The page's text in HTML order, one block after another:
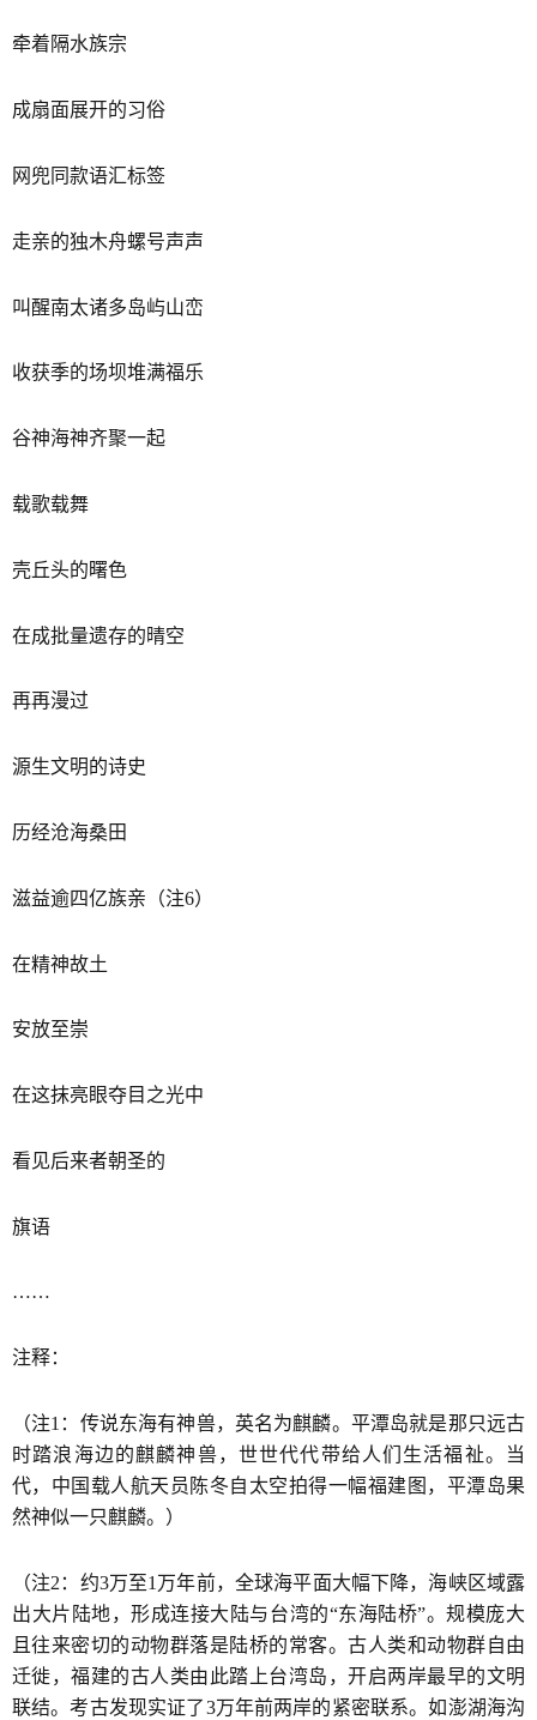
牵着隔水族宗
成扇面展开的习俗
网兜同款语汇标签
走亲的独木舟螺号声声
叫醒南太诸多岛屿山峦
收获季的场坝堆满福乐
谷神海神齐聚一起
载歌载舞
壳丘头的曙色
在成批量遗存的晴空
再再漫过
源生文明的诗史
历经沧海桑田
滋益逾四亿族亲（注6）
在精神故土
安放至崇
在这抹亮眼夺目之光中
看见后来者朝圣的
旗语
……
注释：
（注1：传说东海有神兽，英名为麒麟。平潭岛就是那只远古
时踏浪海边的麒麟神兽，世世代代带给人们生活福祉。当
代，中国载人航天员陈冬自太空拍得一幅福建图，平潭岛果
然神似一只麒麟。）
（注2：约3万至1万年前，全球海平面大幅下降，海峡区域露
出大片陆地，形成连接大陆与台湾的“东海陆桥”。规模庞大
且往来密切的动物群落是陆桥的常客。古人类和动物群自由
迁徙，福建的古人类由此踏上台湾岛，开启两岸最早的文明
联结。考古发现实证了3万年前两岸的紧密联系。如澎湖海沟